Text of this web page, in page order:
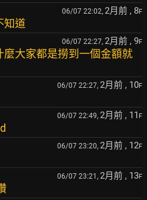
06/07 22:02, 2月前 , 8F
知道
06/07 22:27, 2月前 , 9F
麼大家都是撈到一個金額就
06/07 22:27, 2月前 , 10F
06/07 22:49, 2月前 , 11 F
06/07 23:20, 2月前 , 12F
06/07 23:21, 2月前 , 13F